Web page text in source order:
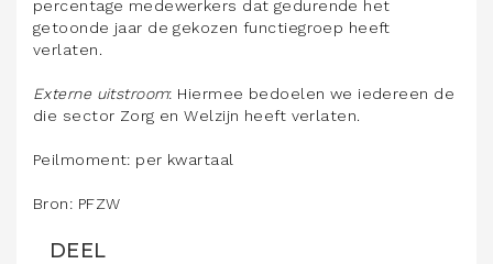
percentage medewerkers dat gedurende het
getoonde jaar de gekozen functiegroep heeft
verlaten.
Externe uitstroom: Hiermee bedoelen we iedereen de
die sector Zorg en Welzijn heeft verlaten.
Peilmoment: per kwartaal
Bron: PFZW
DEEL